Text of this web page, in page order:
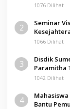
1076 Dilihat
2
Seminar
Kunci
1066 Dilihat
3
Disdik
Paramitha
1042 Dilihat
4
Bantu